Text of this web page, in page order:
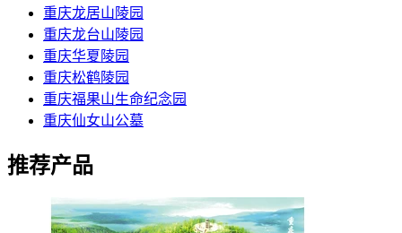
重庆龙居山陵园
重庆龙台山陵园
重庆华夏陵园
重庆松鹤陵园
重庆福果山生命纪念园
重庆仙女山公墓
推荐产品